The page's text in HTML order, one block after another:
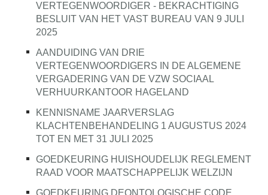
VERTEGENWOORDIGER - BEKRACHTIGING
BESLUIT VAN HET VAST BUREAU VAN 9 JULI
2025
AANDUIDING VAN DRIE
VERTEGENWOORDIGERS IN DE ALGEMENE
VERGADERING VAN DE VZW SOCIAAL
VERHUURKANTOOR HAGELAND
KENNISNAME JAARVERSLAG
KLACHTENBEHANDELING 1 AUGUSTUS 2024
TOT EN MET 31 JULI 2025
GOEDKEURING HUISHOUDELIJK REGLEMENT
RAAD VOOR MAATSCHAPPELIJK WELZIJN
GOEDKEURING DEONTOLOGISCHE CODE